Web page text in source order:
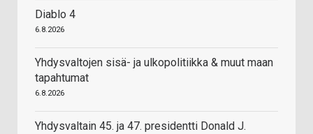
Diablo 4
6.8.2026
Yhdysvaltojen sisä- ja ulkopolitiikka & muut maan
tapahtumat
6.8.2026
Yhdysvaltain 45. ja 47. presidentti Donald J.